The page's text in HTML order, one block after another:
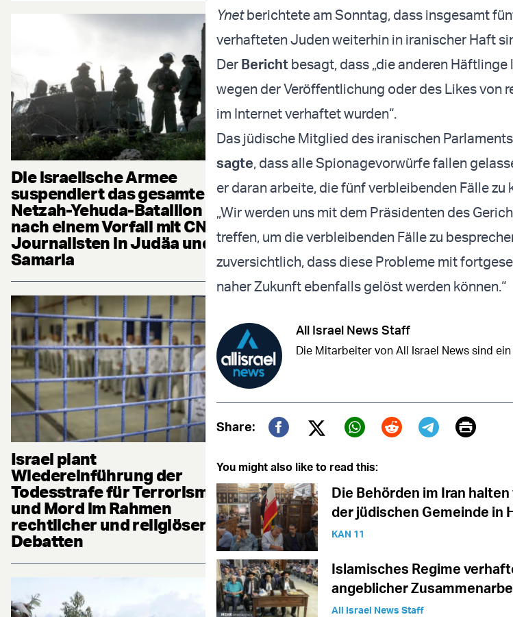
Die israelische Armee
suspendiert das gesamte
Netzah-Yehuda-Bataillon
nach einem Vorfall mit CNN-
Journalisten in Judäa und
Samaria
Israel plant
Wiedereinführung der
Todesstrafe für Terrorismus
und Mord im Rahmen
rechtlicher und religiöser
Debatten
Ynetberichtete am Sonntag, dass insgesamt
verhafteten Juden weiterhin in iranischer Haft
Der Bericht besagt, dass „die anderen
wegen der Veröffentlichung oder des Likes von
im Internet verhaftet wurden“.
Das jüdische Mitglied des iranischen
sagte, dass alle Spionagevorwürfe fallen
er daran arbeite, die fünf verbleibenden Fälle zu
„Wir werden uns mit dem Präsidenten des
treffen, um die verbleibenden Fälle zu
zuversichtlich, dass diese Probleme mit
naher Zukunft ebenfalls gelöst werden können.“
All Israel News Staff
Die Mitarbeiter von All Israel News sind
Share:
Twitter (X)
Print
You might also like to read this:
Die Behörden im Iran
der jüdischen Gemeinde in
KAN 11
Islamisches Regime
angeblicher
All Israel News Staff